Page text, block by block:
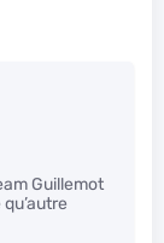
Guillemot